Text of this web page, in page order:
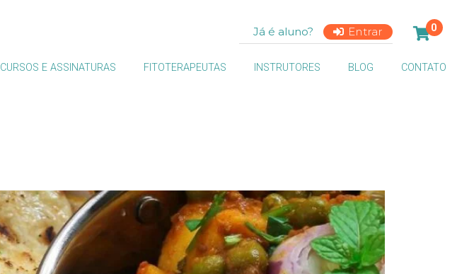
Já é aluno? Entrar 0
CURSOS E ASSINATURAS FITOTERAPEUTAS INSTRUTORES BLOG CONTATO